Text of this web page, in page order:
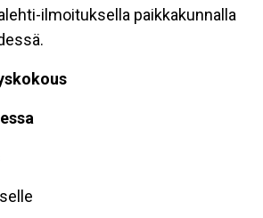
ilmoituksella paikkakunnalla